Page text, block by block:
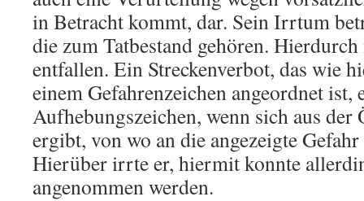
in Betracht kommt, dar. Sein Irrtum
die zum Tatbestand gehören.
entfallen. Ein Streckenverbot, das wie
einem Gefahrenzeichen angeordnet ist,
Aufhebungszeichen, wenn sich aus
ergibt, von wo an die angezeigte
Hierüber irrte er, hiermit konnte
angenommen werden.